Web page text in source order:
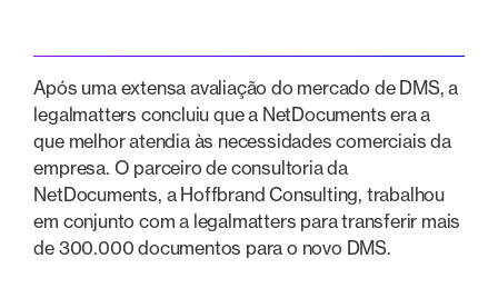
Após uma extensa avaliação do mercado de DMS, a
legalmatters concluiu que a NetDocuments era a
que melhor atendia às necessidades comerciais da
empresa. O parceiro de consultoria da
NetDocuments, a Hoffbrand Consulting, trabalhou
em conjunto com a legalmatters para transferir mais
de 300.000 documentos para o novo DMS.